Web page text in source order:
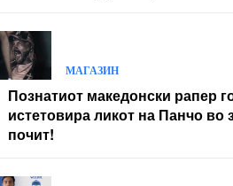
МАГАЗИН
Познатиот македонски рапер
истетовира ликот на Панчо во
почит!